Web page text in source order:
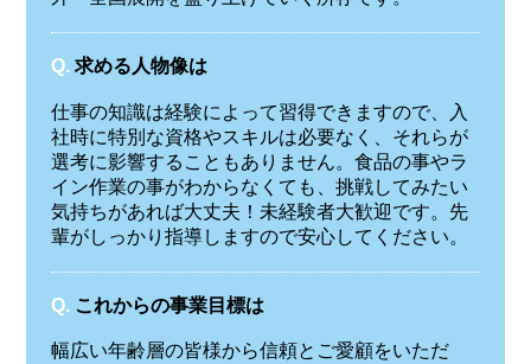
Q. 求める人物像は
仕事の知識は経験によって習得できますので、入
社時に特別な資格やスキルは必要なく、それらが
選考に影響することもありません。食品の事やラ
イン作業の事がわからなくても、挑戦してみたい
気持ちがあれば大丈夫！未経験者大歓迎です。先
輩がしっかり指導しますので安心してください。
Q. これからの事業目標は
幅広い年齢層の皆様から信頼とご愛顧をいただ